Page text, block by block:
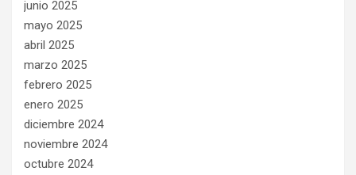
junio 2025
mayo 2025
abril 2025
marzo 2025
febrero 2025
enero 2025
diciembre 2024
noviembre 2024
octubre 2024